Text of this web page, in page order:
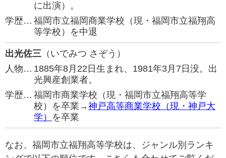
に出演）。
学歴… 福岡市立福岡商業学校（現・福岡市立福翔高
等学校）を中退
出光佐三 （いでみつ さぞう）
人物… 1885年8月22日生まれ、1981年3月7日没。出
光興産創業者。
学歴… 福岡市商業学校（現・福岡市立福翔高等学
校）を卒業→神戸高等商業学校（現・神戸大
学） を卒業
なお、福岡市立福翔高等学校は、ジャンル別ランキ